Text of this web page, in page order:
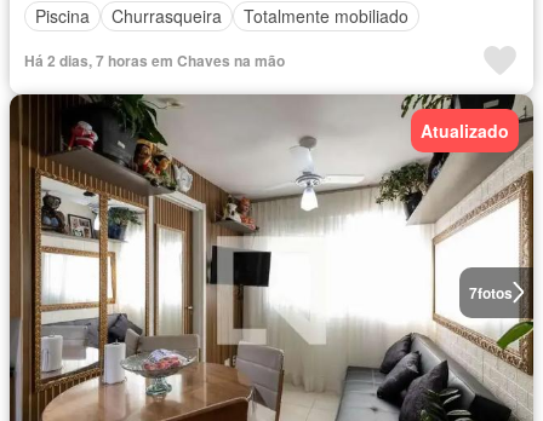
Piscina
Churrasqueira Totalmente mobiliado
Há 2 dias, 7 horas em Chaves na mão
7fotos
Atualizado